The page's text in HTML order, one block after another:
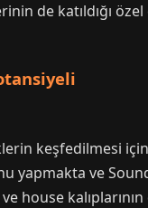
de katıldığı
keşfedilmesi
yapmakta ve